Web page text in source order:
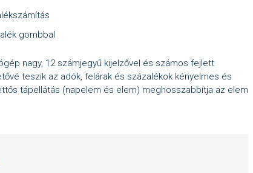
gombbal
nagy, 12 számjegyű kijelzővel és számos fejlett
teszik az adók, felárak és százalékok kényelmes és
tápellátás (napelem és elem) meghosszabbítja az elem